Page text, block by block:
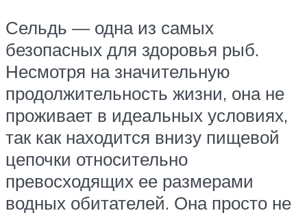
Сельдь — одна из самых
безопасных для здоровья рыб.
Несмотря на значительную
продолжительность жизни, она не
проживает в идеальных условиях,
так как находится внизу пищевой
цепочки относительно
превосходящих ее размерами
водных обитателей. Она просто не